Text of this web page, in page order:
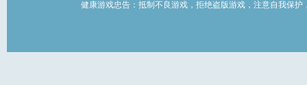
健康游戏忠告：抵制不良游戏，拒绝盗版游戏，注意自我保